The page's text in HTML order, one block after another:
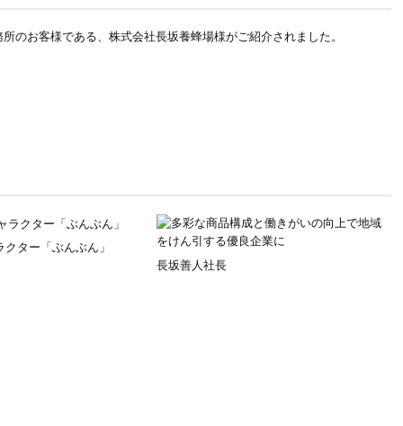
のお客様である、株式会社長坂養蜂場様がご紹介されました。
ター「ぶんぶん」
長坂善人社長